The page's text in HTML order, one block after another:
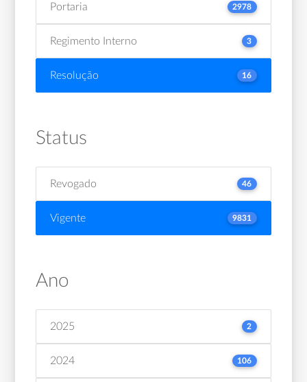
Portaria 2978
Regimento Interno 3
Resolução 16
Status
Revogado 46
Vigente 9831
Ano
2025 2
2024 106